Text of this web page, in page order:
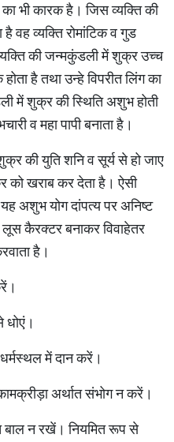
भी कारक है। जिस व्यक्ति की
वह व्यक्ति रोमांटिक व गुड
की जन्मकुंडली में शुक्र उच्च
है तथा उन्हे विपरीत लिंग का
में शुक्र की स्थिति अशुभ होती
व महा पापी बनाता है।
की युति शनि व सूर्य से हो जाए
को खराब कर देता है। ऐसी
अशुभ योग दांपत्य पर अनिष्ट
लूस कैरक्टर बनाकर विवाहेतर
है।
धोएं।
में दान करें।
अर्थात संभोग न करें।
बाल न रखें। नियमित रूप से